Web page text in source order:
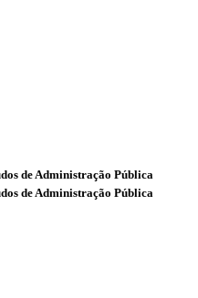
de Administração Pública
de Administração Pública